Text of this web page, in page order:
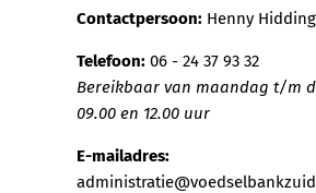
Contactpersoon:Henny Hidding
Telefoon: 06 - 24 37 93 32
Bereikbaar van maandag t/m
09.00 en 12.00 uur
E-mailadres: